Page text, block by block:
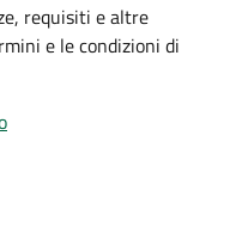
requisiti e altre
e le condizioni di